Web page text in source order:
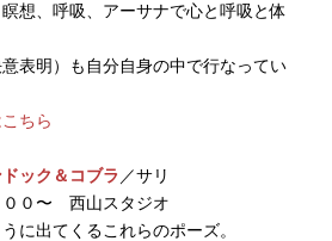
想、呼吸、アーサナで心と呼吸と体
表明）も自分自身の中で行なってい
ちら
ック＆コブラ ／サリ
００〜 西山スタジオ
に出てくるこれらのポーズ。